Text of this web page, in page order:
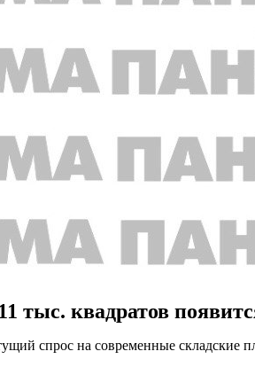
квадратов
спрос на современные складские